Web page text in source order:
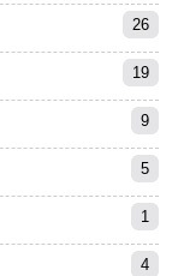
26
19
9
5
1
4